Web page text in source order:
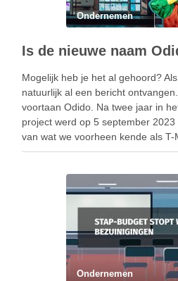
Ondernemen
Is de nieuwe naam
Mogelijk heb je het al gehoord?
natuurlijk al een bericht
voortaan Odido. Na twee jaar in
project werd op 5 september
van wat we voorheen kende als T-
Ondernemen